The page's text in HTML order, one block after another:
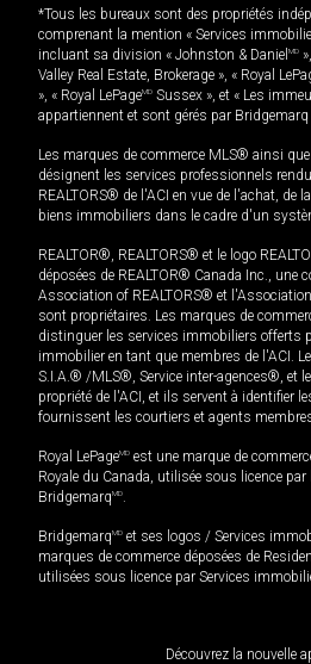
*Tous les bureaux sont des propriétés
comprenant la mention « Services
incluant sa division « Johnston & Daniel MD
Valley Real Estate, Brokerage », « Royal
», « Royal LePageMD Sussex », et « Les
appartiennent et sont gérés par Bridgemarq
Les marques de commerce MLS® ainsi
désignent les services professionnels
REALTORS® de l'ACI en vue de l'achat, de
biens immobiliers dans le cadre d'un
REALTOR®, REALTORS® et le logo
déposées de REALTOR® Canada Inc., une
Association of REALTORS® et
sont propriétaires. Les marques de
distinguer les services immobiliers offerts
immobilier en tant que membres de l'ACI.
S.I.A.® /MLS®, Service inter-agences®, et
propriété de l'ACI, et ils servent à identifier
fournissent les courtiers et agents
Royal LePageMD est une marque de
Royale du Canada, utilisée sous licence
BridgemarqMD.
BridgemarqMD et ses logos / Services
marques de commerce déposées de
utilisées sous licence par Services
Découvrez la nouvelle